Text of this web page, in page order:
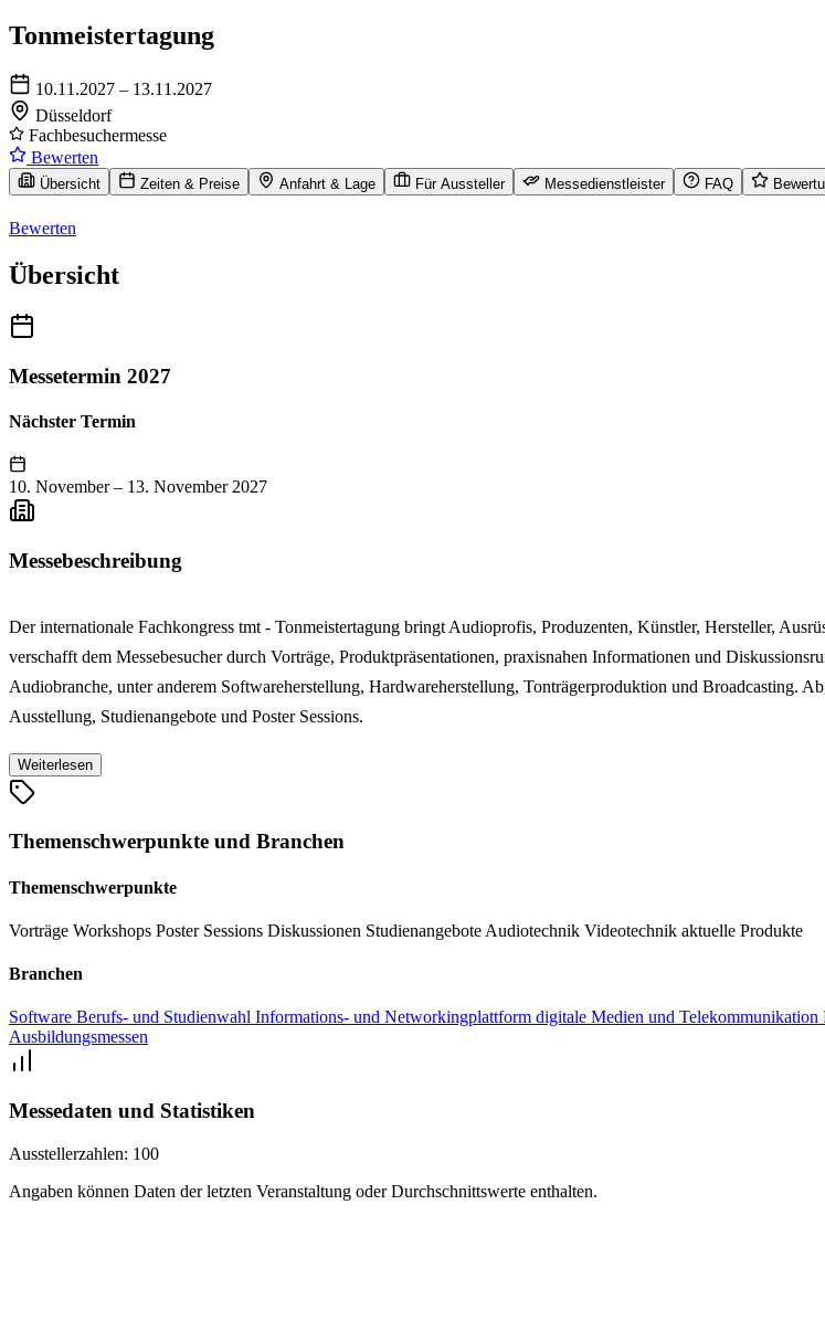
Tonmeistertagung
10.11.2027 – 13.11.2027
Düsseldorf
Fachbesuchermesse
Bewerten
Übersicht Zeiten & Preise Anfahrt & Lage Für Aussteller Messedienstleister FAQ
Bewerten
Übersicht
Messetermin 2027
Nächster Termin
10. November – 13. November 2027
Messebeschreibung
Der internationale Fachkongress tmt - Tonmeistertagung bringt Audioprofis, Produzenten, Künstler, Hersteller,
verschafft dem Messebesucher durch Vorträge, Produktpräsentationen, praxisnahen Informationen und
Audiobranche, unter anderem Softwareherstellung, Hardwareherstellung, Tonträgerproduktion und Broadcasting.
Ausstellung, Studienangebote und Poster Sessions.
Weiterlesen
Themenschwerpunkte und Branchen
Themenschwerpunkte
Vorträge Workshops Poster Sessions Diskussionen Studienangebote Audiotechnik Videotechnik aktuelle Produkte
Branchen
Software Berufs- und Studienwahl Informations- und Networkingplattform digitale Medien und Telekommunikation
Ausbildungsmessen
Messedaten und Statistiken
Ausstellerzahlen: 100
Angaben können Daten der letzten Veranstaltung oder Durchschnittswerte enthalten.